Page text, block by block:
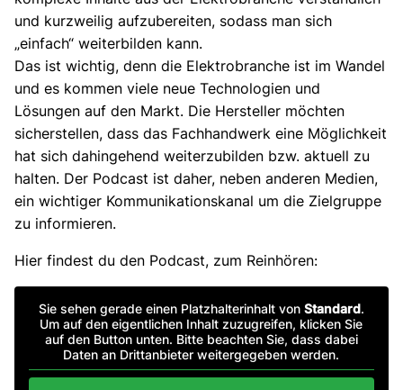
und kurzweilig aufzubereiten, sodass man sich
„einfach“ weiterbilden kann.
Das ist wichtig, denn die Elektrobranche ist im Wandel
und es kommen viele neue Technologien und
Lösungen auf den Markt. Die Hersteller möchten
sicherstellen, dass das Fachhandwerk eine Möglichkeit
hat sich dahingehend weiterzubilden bzw. aktuell zu
halten. Der Podcast ist daher, neben anderen Medien,
ein wichtiger Kommunikationskanal um die Zielgruppe
zu informieren.
Hier findest du den Podcast, zum Reinhören:
Sie sehen gerade einen Platzhalterinhalt von Standard.
Um auf den eigentlichen Inhalt zuzugreifen, klicken Sie
auf den Button unten. Bitte beachten Sie, dass dabei
Daten an Drittanbieter weitergegeben werden.